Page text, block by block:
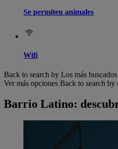
Se permiten animales
Wifi
Back to search by Los más buscados
Ver más opciones Back to search by
Barrio Latino: